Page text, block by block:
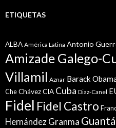
ETIQUETAS
ALBA América Latina Antonio
Amizade Galego-
Villamil Aznar Barack
CheChávezCIA Cuba Diaz-Canel
Fidel Fidel Castro
Hernández Granma